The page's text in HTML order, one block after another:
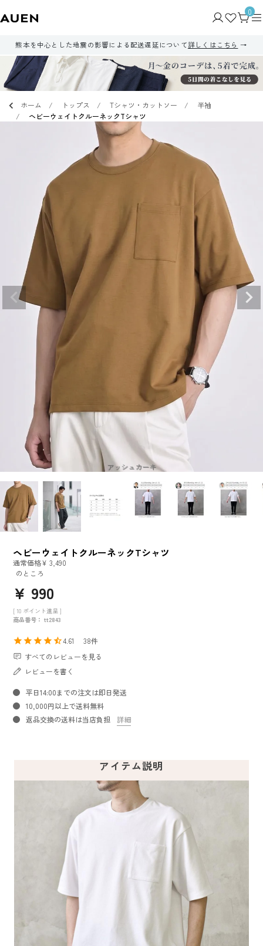
0
熊本を中心とした地震の影響による配送遅延について詳しくはこちら
ホーム トップス Tシャツ・カットソー
半袖
ヘビーウェイトクルーネックTシャツ
アッシュカーキ
ヘビーウェイトクルーネックTシャツ
通常価格¥ 3,490
のところ
¥ 990
[ 10 ポイント進呈 ]
商品番号
tt2843
4.61
38
すべてのレビューを見る
レビューを書く
平日14:00までの注文は即日発送
10,000円以上で送料無料
返品交換の送料は当店負担
詳細
アイテム説明